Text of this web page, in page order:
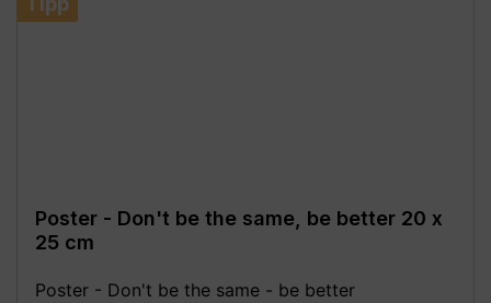
Monitoreinstellungen sind geringe
Poster - Don't be the same, be better 20 x
25 cm
Poster - Don't be the same - be better